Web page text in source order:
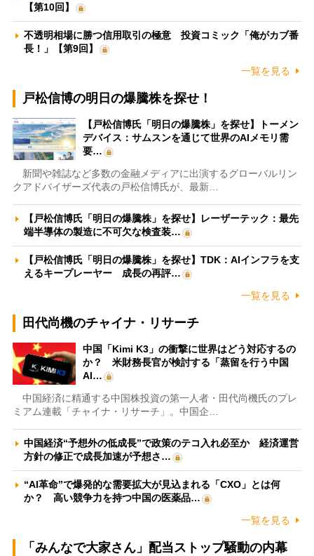
【第10回】
不透明相場に勝つ信用取引の極意 投資コミック「俺がカブ番
長！」【第9回】
一覧を見る
戸松信博の明日の爆騰株を探せ！
【戸松信博氏「明日の爆騰株」を探せ】トーメン
デバイス：サムスンを通じて世界のAIメモリ需
要…
新聞や雑誌など多数の金融メディアに出演するグローバルリン
クアドバイザーズ代表の戸松信博氏が、最新…
【戸松信博氏「明日の爆騰株」を探せ】レーザーテック：最先
端半導体の製造に不可欠な検査装…
【戸松信博氏「明日の爆騰株」を探せ】TDK：AIインフラを支
えるキープレーヤー 成長の再評…
一覧を見る
田代尚機のチャイナ・リサーチ
中国「Kimi K3」の衝撃に世界はどう対応するの
か？ 米財務長官が検討する「蒸留を行う中国
AI…
中国経済に精通する中国株投資の第一人者・田代尚機氏のプレ
ミアム連載「チャイナ・リサーチ」。中国企…
中国経済“予想外の低成長”で政策のテコ入れ必至か 経済運営
方針の修正で成長加速が予想さ…
“AI革命”で爆発的な需要拡大が見込まれる「CXO」とは何
か？ 高い競争力を持つ中国の医薬品…
一覧を見る
「みんなで大家さん」配当ストップ騒動の内幕